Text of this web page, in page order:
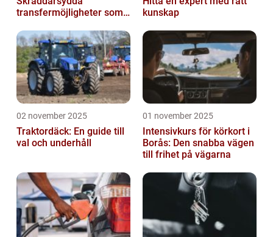
transfermöjligheter som
kunskap
02 november 2025
Traktordäck: En guide till
val och underhåll
01 november 2025
Intensivkurs för körkort i
Borås: Den snabba vägen
till frihet på vägarna